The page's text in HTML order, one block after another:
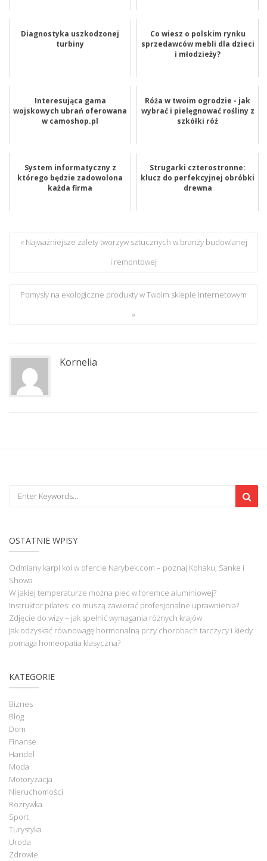
Diagnostyka uszkodzonej
turbiny
Co wiesz o polskim rynku
sprzedawców mebli dla dzieci
i młodzieży?
Interesująca gama
wojskowych ubrań oferowana
w camoshop.pl
Róża w twoim ogrodzie - jak
wybrać i pielęgnować rośliny z
szkółki róż
System informatyczny z
którego będzie zadowolona
każda firma
Strugarki czterostronne:
klucz do perfekcyjnej obróbki
drewna
« Najważniejsze zalety tworzyw sztucznych w branży budowlanej
i remontowej
Pomysły na ekologiczne produkty w Twoim sklepie internetowym
»
Kornelia
OSTATNIE WPISY
Odmiany karpi koi w ofercie Narybek.com – poznaj Kohaku, Sanke i
Showa
W jakiej temperaturze można piec w foremce aluminiowej?
Instruktor pilates: co muszą zawierać profesjonalne uprawnienia?
Zdjęcie do wizy – jak spełnić wymagania różnych krajów
Jak odzyskać równowagę hormonalną przy chorobach tarczycy i kiedy
pomaga homeopatia klasyczna?
KATEGORIE
Biznes
Blog
Dom
Finanse
Handel
Moda
Motoryzacja
Nieruchomości
Rozrywka
Sport
Turystyka
Uroda
Zdrowie